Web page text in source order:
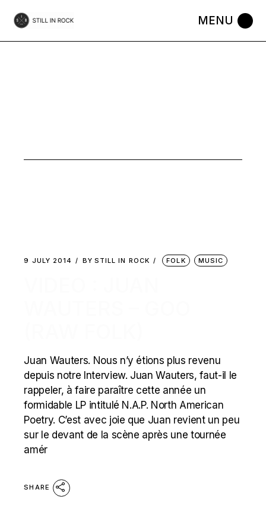
the
9 JULY 2014 BY STILL IN ROCK FOLK MUSIC
Juan Wauters. Nous n’y étions plus revenu
depuis notre Interview. Juan Wauters, faut-il le
rappeler, à faire paraître cette année un
formidable LP intitulé N.A.P. North American
Poetry. C’est avec joie que Juan revient un peu
sur le devant de la scène après une tournée
amér
SHARE